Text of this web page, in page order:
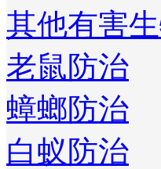
其他有害
老鼠防治
蟑螂防治
白蚁防治